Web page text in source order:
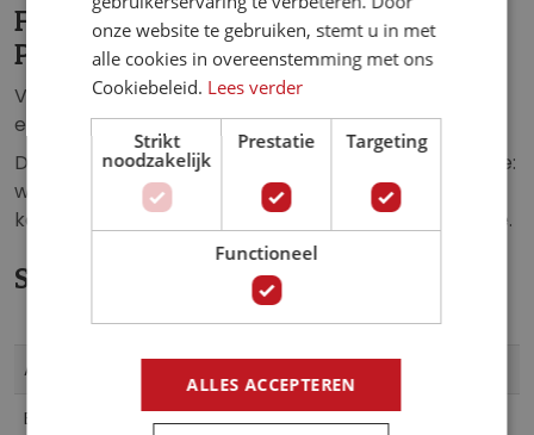
Fotobehang Bloemen met een
Patroon Oranje.
Vlies fotobehang van prachtige bloemen bovenop
een chique patroon.
Dit fotobehang zorgt voor een unieke uitstraling in de:
woonkamer, slaapkamer, kinderkamer, keuken, hal,
kantoor, horecagelegenheid of iedere andere ruimte.
Specificaties
Artikelnummer
EAN 5902066428369
onze website te gebruiken, stemt u in met
alle cookies in overeenstemming met ons
Cookiebeleid. Lees verder
Strikt
noodzakelijk
Prestatie Targeting
Functioneel
ALLES ACCEPTEREN